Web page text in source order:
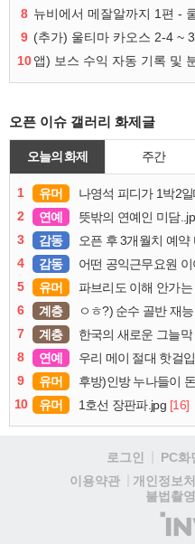
8 뉴비에서 메잘알까지 1편 -
9 (추가) 울티마 카오스 2-4 ~
10앱) 보스 수익 자동 기록 및
오픈 이슈 갤러리 화제글
오늘의 화제 주간
1 유머 나영석 피디가 1박2
2
연예 뜻밖의 연예인 미담
3
감동 오픈 후 3개월치 예약
4
감동 어떤 공익근무요원 이
5
유머 파브리도 이해 안가는
6
계층 ㅇㅎ?) 순수 골반 재능
7
계층 한국의 새로운 그늘막
8
연예 우리 메이 절대 핫걸
9
유머 후방)인방 누나들이 돈
10
유머 1호선 장판파.jpg [16]
로그인 PC화
이용약관
개인정보
불법촬